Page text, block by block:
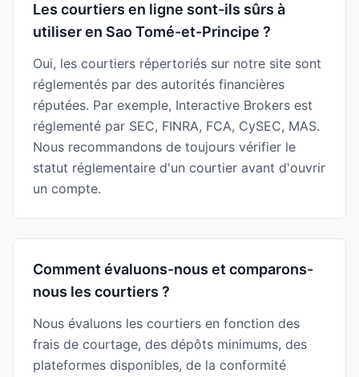
Les courtiers en ligne sont-ils sûrs à
utiliser en Sao Tomé-et-Principe ?
Oui, les courtiers répertoriés sur notre site sont
réglementés par des autorités financières
réputées. Par exemple, Interactive Brokers est
réglementé par SEC, FINRA, FCA, CySEC, MAS.
Nous recommandons de toujours vérifier le
statut réglementaire d'un courtier avant d'ouvrir
un compte.
Comment évaluons-nous et comparons-
nous les courtiers ?
Nous évaluons les courtiers en fonction des
frais de courtage, des dépôts minimums, des
plateformes disponibles, de la conformité